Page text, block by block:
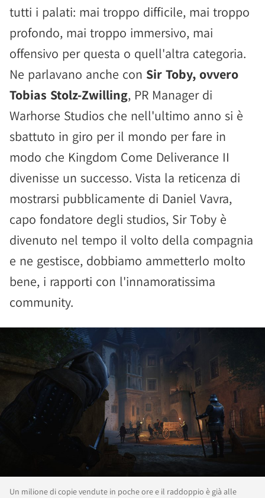
tutti i palati: mai troppo difficile, mai troppo
profondo, mai troppo immersivo, mai
offensivo per questa o quell'altra categoria.
Ne parlavano anche con Sir Toby, ovvero
Tobias Stolz-Zwilling, PR Manager di
Warhorse Studios che nell'ultimo anno si è
sbattuto in giro per il mondo per fare in
modo che Kingdom Come Deliverance II
divenisse un successo. Vista la reticenza di
mostrarsi pubblicamente di Daniel Vavra,
capo fondatore degli studios, Sir Toby è
divenuto nel tempo il volto della compagnia
e ne gestisce, dobbiamo ammetterlo molto
bene, i rapporti con l'innamoratissima
community.
Un milione di copie vendute in poche ore e il raddoppio è già alle